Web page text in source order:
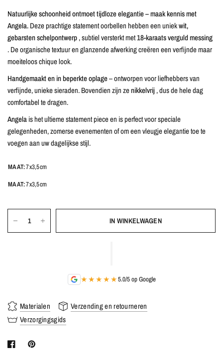
Natuurlijke schoonheid ontmoet tijdloze elegantie – maak kennis met
Angela.Deze prachtige statement oorbellen hebben een uniekwit,
gebarsten schelpontwerp, subtiel versterkt met18-karaats verguld messing
. De organische textuur en glanzende afwerking creëren een verfijnde maar
moeiteloos chique look.
Handgemaakt en in beperkte oplage– ontworpen voor liefhebbers van
verfijnde, unieke sieraden. Bovendien zijn zenikkelvrij, dus de hele dag
comfortabel te dragen.
Angelais het ultieme statement piece en is perfect voor speciale
gelegenheden, zomerse evenementen of om een ​​vleugje elegantie toe te
voegen aan uw dagelijkse stijl.
MAAT:7x3,5cm
MAAT:7x3,5cm
IN WINKELWAGEN
★★★★★5.0/5 op Google
Materialen
Verzending en retourneren
Verzorgingsgids